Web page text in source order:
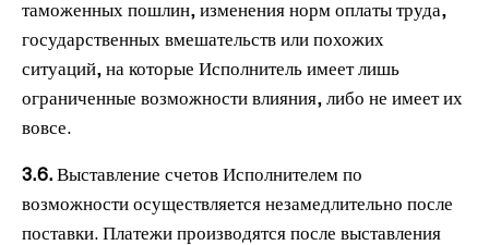
таможенных пошлин, изменения норм оплаты труда,
государственных вмешательств или похожих
ситуаций, на которые Исполнитель имеет лишь
ограниченные возможности влияния, либо не имеет их
вовсе.
3.6. Выставление счетов Исполнителем по
возможности осуществляется незамедлительно после
поставки. Платежи производятся после выставления